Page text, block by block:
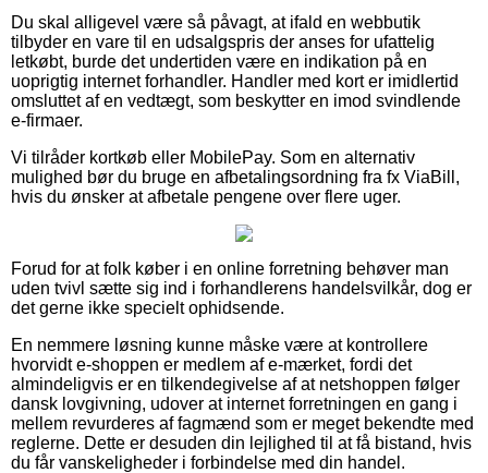
Du skal alligevel være så påvagt, at ifald en webbutik
tilbyder en vare til en udsalgspris der anses for ufattelig
letkøbt, burde det undertiden være en indikation på en
uoprigtig internet forhandler. Handler med kort er imidlertid
omsluttet af en vedtægt, som beskytter en imod svindlende
e-firmaer.
Vi tilråder kortkøb eller MobilePay. Som en alternativ
mulighed bør du bruge en afbetalingsordning fra fx ViaBill,
hvis du ønsker at afbetale pengene over flere uger.
Forud for at folk køber i en online forretning behøver man
uden tvivl sætte sig ind i forhandlerens handelsvilkår, dog er
det gerne ikke specielt ophidsende.
En nemmere løsning kunne måske være at kontrollere
hvorvidt e-shoppen er medlem af e-mærket, fordi det
almindeligvis er en tilkendegivelse af at netshoppen følger
dansk lovgivning, udover at internet forretningen en gang i
mellem revurderes af fagmænd som er meget bekendte med
reglerne. Dette er desuden din lejlighed til at få bistand, hvis
du får vanskeligheder i forbindelse med din handel.